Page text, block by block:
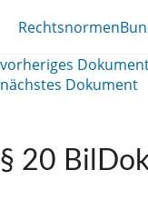
Rechtsnormen
vorheriges
nächstes Dokument
§ 20